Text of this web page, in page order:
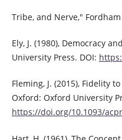
Tribe, and Nerve," Fordham
Ely, J. (1980), Democracy
University Press. DOI:
Fleming, J. (2015), Fidelity
Oxford: Oxford University
https://doi.org/10.1093/